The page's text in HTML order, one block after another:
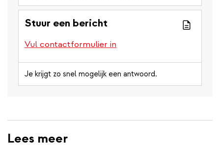
Stuur een bericht
Vul contactformulier in
Je krijgt zo snel mogelijk een antwoord.
Lees meer